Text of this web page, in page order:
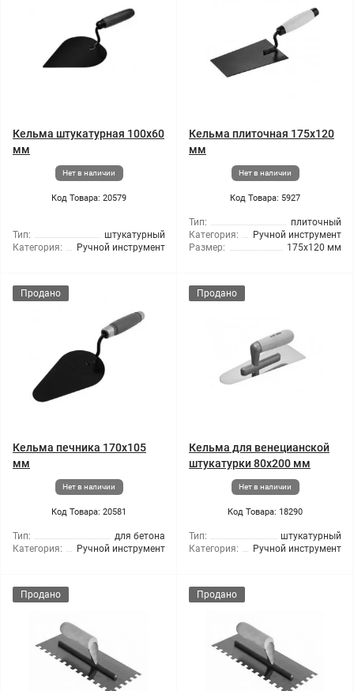
Кельма штукатурная 100x60
мм
Нет в наличии
Код Товара: 20579
Тип:
штукатурный
Категория:
Ручной инструмент
Кельма плиточная 175x120
мм
Нет в наличии
Код Товара: 5927
Тип:
плиточный
Категория:
Ручной инструмент
Размер:
175x120 мм
Продано
Кельма печника 170x105
мм
Нет в наличии
Код Товара: 20581
Тип:
для бетона
Категория:
Ручной инструмент
Продано
Кельма для венецианской
штукатурки 80x200 мм
Нет в наличии
Код Товара: 18290
Тип:
штукатурный
Категория:
Ручной инструмент
Продано Продано